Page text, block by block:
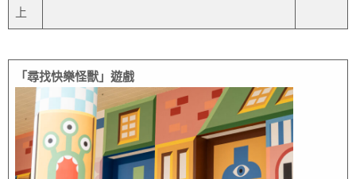
上
「尋找快樂怪獸」遊戲